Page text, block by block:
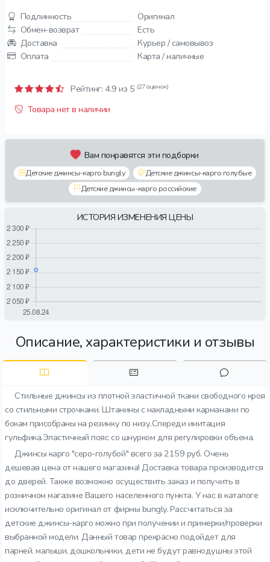
Подлинность
Оригинал
Обмен-возврат
Есть
Доставка
Курьер / самовывоз
Оплата
Карта / наличные
Рейтинг: 4.9 из 5 (27 оценок)
Товара нет в наличии
Вам понравятся эти подборки
Детские джинсы-карго bungly
Детские джинсы-карго голубые
Детские джинсы-карго российские
ИСТОРИЯ ИЗМЕНЕНИЯ ЦЕНЫ
Описание, характеристики и отзывы
Стильные джинсы из плотной эластичной ткани свободного кроя
со стильными строчками. Штанины с накладными карманами по
бокам присобраны на резинку по низу.Спереди имитация
гульфика.Эластичный пояс со шнурком для регулировки объема.
Джинсы карго "серо-голубой" всего за 2159 руб. Очень
дешевая цена от нашего магазина! Доставка товара производится
до дверей. Также возможно осуществить заказ и получить в
розничном магазине Вашего населенного пункта. У нас в каталоге
исключительно оригинал от фирмы bungly. Рассчитаться за
детские джинсы-карго можно при получении и примерки/проверки
выбранной модели. Данный товар прекрасно подойдет для
парней. малыши, дошкольники, дети не будут равнодушны этой